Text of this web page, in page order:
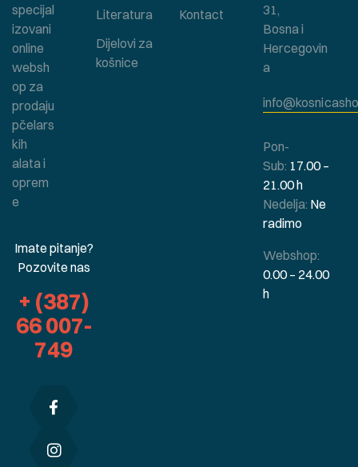
Literatura
Dijelovi za
košnice
Kontact
specijal
izovani
online
websh
op za
prodaju
pčelars
kih
alata i
oprem
e
Imate pitanje?
Pozovite nas
+ (387)
66 007-
749
31,
Bosna i
Hercegovin
a
Pon-
Sub: 17.00 –
21.00 h
Nedelja: Ne
radimo
Webshop:
0.00 – 24.00
h